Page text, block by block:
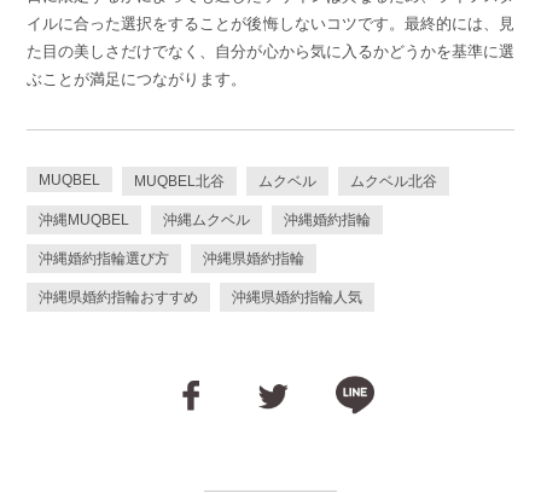
イルに合った選択をすることが後悔しないコツです。最終的には、見
た目の美しさだけでなく、自分が心から気に入るかどうかを基準に選
ぶことが満足につながります。
MUQBEL MUQBEL北谷 ムクベル ムクベル北谷
沖縄MUQBEL 沖縄ムクベル 沖縄婚約指輪
沖縄婚約指輪選び方 沖縄県婚約指輪
沖縄県婚約指輪おすすめ 沖縄県婚約指輪人気